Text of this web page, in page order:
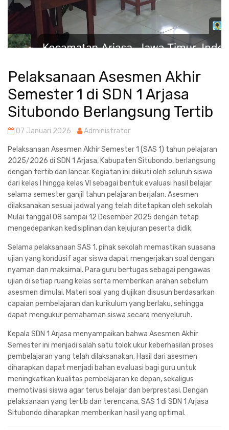
Pelaksanaan Asesmen Akhir
Semester 1 di SDN 1 Arjasa
Situbondo Berlangsung Tertib
07 Januari 2026 Administrator
Pelaksanaan Asesmen Akhir Semester 1 (SAS 1) tahun pelajaran
2025/2026 di SDN 1 Arjasa, Kabupaten Situbondo, berlangsung
dengan tertib dan lancar. Kegiatan ini diikuti oleh seluruh siswa
dari kelas I hingga kelas VI sebagai bentuk evaluasi hasil belajar
selama semester ganjil tahun pelajaran berjalan. Asesmen
dilaksanakan sesuai jadwal yang telah ditetapkan oleh sekolah
Mulai tanggal 08 sampai 12 Desember 2025 dengan tetap
mengedepankan kedisiplinan dan kejujuran peserta didik.
Selama pelaksanaan SAS 1, pihak sekolah memastikan suasana
ujian yang kondusif agar siswa dapat mengerjakan soal dengan
nyaman dan maksimal. Para guru bertugas sebagai pengawas
ujian di setiap ruang kelas serta memberikan arahan sebelum
asesmen dimulai. Materi soal yang diujikan disusun berdasarkan
capaian pembelajaran dan kurikulum yang berlaku, sehingga
dapat mengukur pemahaman siswa secara menyeluruh.
Kepala SDN 1 Arjasa menyampaikan bahwa Asesmen Akhir
Semester ini menjadi salah satu tolok ukur keberhasilan proses
pembelajaran yang telah dilaksanakan. Hasil dari asesmen
diharapkan dapat menjadi bahan evaluasi bagi guru untuk
meningkatkan kualitas pembelajaran ke depan, sekaligus
memotivasi siswa agar terus belajar dan berprestasi. Dengan
pelaksanaan yang tertib dan terencana, SAS 1 di SDN 1 Arjasa
Situbondo diharapkan memberikan hasil yang optimal.